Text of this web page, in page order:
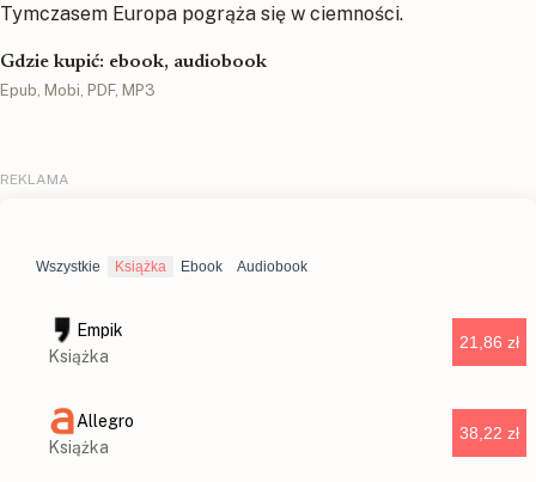
Tymczasem Europa pogrąża się w ciemności.
Gdzie kupić: ebook, audiobook
Epub, Mobi, PDF, MP3